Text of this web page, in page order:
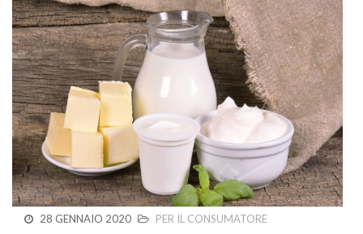
28 GENNAIO 2020 PER IL CONSUMATORE